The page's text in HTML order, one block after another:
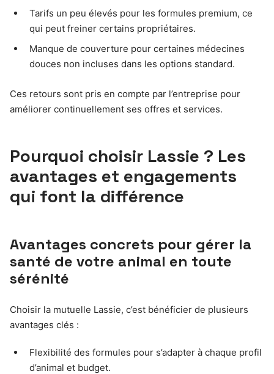
Tarifs un peu élevés pour les formules premium, ce
qui peut freiner certains propriétaires.
Manque de couverture pour certaines médecines
douces non incluses dans les options standard.
Ces retours sont pris en compte par l’entreprise pour
améliorer continuellement ses offres et services.
Pourquoi choisir Lassie ? Les
avantages et engagements
qui font la différence
Avantages concrets pour gérer la
santé de votre animal en toute
sérénité
Choisir la mutuelle Lassie, c’est bénéficier de plusieurs
avantages clés :
Flexibilité des formules pour s’adapter à chaque profil
d’animal et budget.